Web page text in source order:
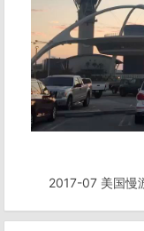
2017-07 美国慢